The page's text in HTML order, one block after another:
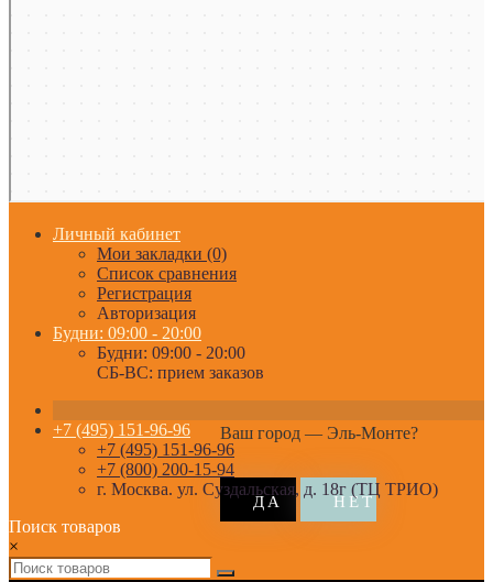
Личный кабинет
Мои закладки (0)
Список сравнения
Регистрация
Авторизация
Будни: 09:00 - 20:00
Будни: 09:00 - 20:00
СБ-ВС: прием заказов
Ваш город — Эль-Монте?
+7 (495) 151-96-96
+7 (495) 151-96-96
+7 (800) 200-15-94
г. Москва. ул. Суздальская, д. 18г (ТЦ ТРИО)
Поиск товаров
×